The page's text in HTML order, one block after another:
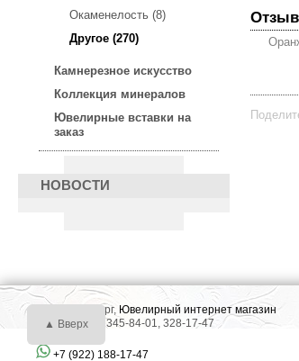
Окаменелость (8)
Другое (270)
Камнерезное искусство
Коллекция минералов
Ювелирные вставки на
заказ
НОВОСТИ
г. Екатеринбург, Ювелирный интернет магазин
Тел.: +7 (343) 345-84-01, 328-17-47
+7 (922) 188-17-47
▲ Вверх